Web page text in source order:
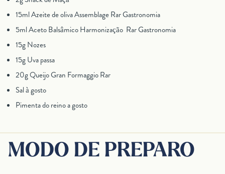
15ml Azeite de oliva Assemblage Rar Gastronomia
5ml Aceto Balsâmico Harmonização Rar Gastronomia
15g Nozes
15g Uva passa
20g Queijo Gran Formaggio Rar
Sal à gosto
Pimenta do reino a gosto
MODO DE PREPARO